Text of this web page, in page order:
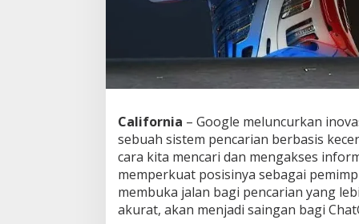
i
D
i
g
i
California – Google meluncurkan
sebuah sistem pencarian berbasis
cara kita mencari dan mengakses
memperkuat posisinya sebagai
membuka jalan bagi pencarian yang
akurat, akan menjadi saingan bagi